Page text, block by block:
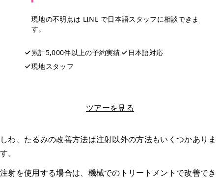
現地の不明点は LINE で日本語スタッフに相談できま
す。
累計5,000件以上の予約実績
日本語対応
現地スタッフ
ツアーを見る
しわ、たるみの改善方法は注射以外の方法もいくつかありま
す。
注射を使用する場合は、機械でのトリートメントで改善でき